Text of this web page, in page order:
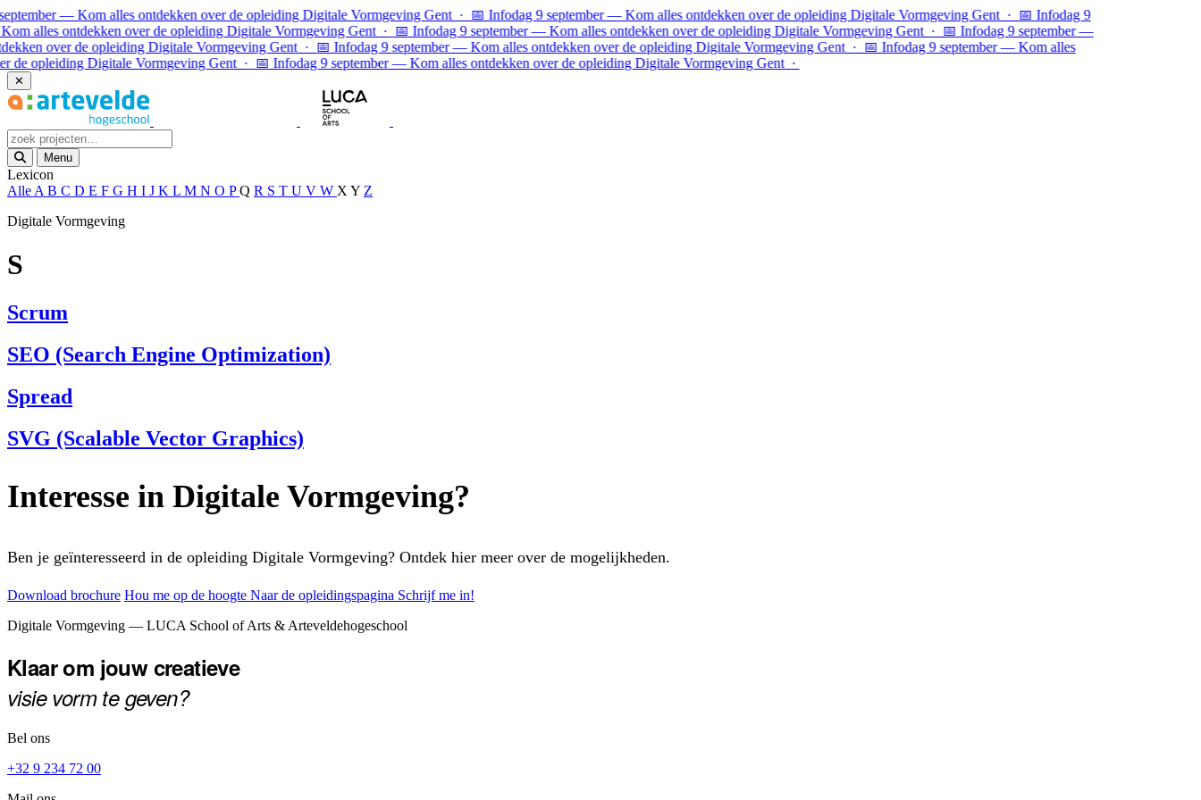
Ga naar inhoud— Kom alles ontdekken over de opleiding Digitale Vormgeving Gent · 📅 Infodag 9 september — Kom alles ontdekken over de opleiding Digitale Vormgeving Gent · 📅 Infodag 9
alles ontdekken over de opleiding Digitale Vormgeving Gent · 📅 Infodag 9 september — Kom alles ontdekken over de opleiding Digitale Vormgeving Gent ·
📅 Infodag 9 september —
over de opleiding Digitale Vormgeving Gent · 📅 Infodag 9 september — Kom alles ontdekken over de opleiding Digitale Vormgeving Gent · 📅 Infodag 9 september — Kom alles
de opleiding Digitale Vormgeving Gent · 📅 Infodag 9 september — Kom alles ontdekken over de opleiding Digitale Vormgeving Gent ·
✕
Menu
Lexicon
Alle A B C D E F G H I J K L M N O PQ R S T U V W X Y Z
Digitale Vormgeving
S
Scrum
SEO (Search Engine Optimization)
Spread
SVG (Scalable Vector Graphics)
Interesse in Digitale Vormgeving?
Ben je geïnteresseerd in de opleiding Digitale Vormgeving? Ontdek hier meer over de mogelijkheden.
Download brochure Hou me op de hoogte Naar de opleidingspagina Schrijf me in!
Footer
Digitale Vormgeving — LUCA School of Arts & Arteveldehogeschool
Klaar om jouw creatieve
visie vorm te geven?
Bel ons
+32 9 234 72 00